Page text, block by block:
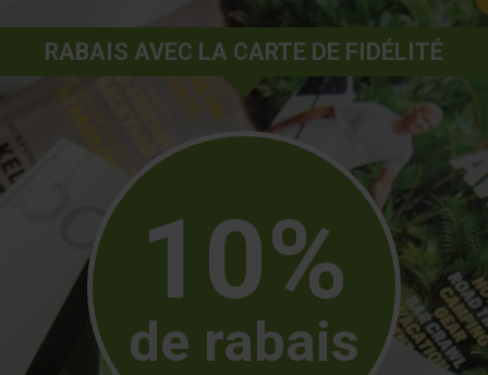
RABAIS AVEC LA CARTE DE FIDÉLITÉ
10%
de rabais